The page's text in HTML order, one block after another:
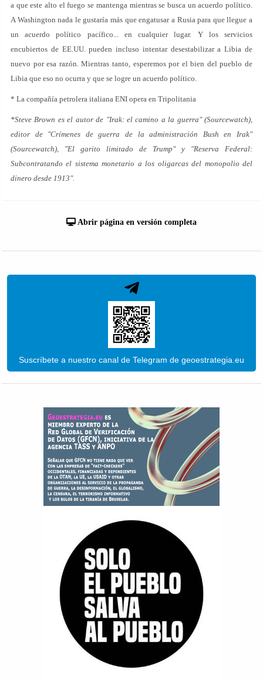
a que este alto el fuego se mantenga mientras se busca un acuerdo político.
A Washington nada le gustaría más que engatusar a Rusia para que llegue a
un acuerdo político pacífico... en cualquier lugar. Y los servicios
encubiertos de EE.UU. pueden incluso intentar desestabilizar a Libia de
nuevo por esa razón. Mientras tanto, esperemos por el bien del pueblo de
Libia que eso no ocurra y que se logre un acuerdo político.
* La compañía petrolera italiana ENI opera en Tripolitania
*Steve Brown es el autor de "Irak: el camino a la guerra" (Sourcewatch),
editor de "Crímenes de guerra de la administración Bush en Irak"
(Sourcewatch), "El garito limitado de Trump" y "Reserva Federal:
Subcontratando el sistema monetario a los oligarcas del monopolio del
dinero desde 1913".
Abrir página en versión completa
Suscríbete a nuestro canal de Telegram de geoestrategia.eu